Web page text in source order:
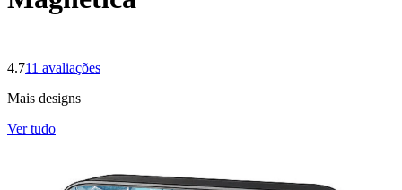
4.711 avaliações
Mais designs
Ver tudo